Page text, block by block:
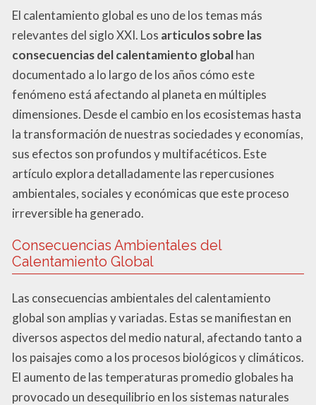
El calentamiento global es uno de los temas más
relevantes del siglo XXI. Los articulos sobre las
consecuencias del calentamiento globalhan
documentado a lo largo de los años cómo este
fenómeno está afectando al planeta en múltiples
dimensiones. Desde el cambio en los ecosistemas hasta
la transformación de nuestras sociedades y economías,
sus efectos son profundos y multifacéticos. Este
artículo explora detalladamente las repercusiones
ambientales, sociales y económicas que este proceso
irreversible ha generado.
Consecuencias Ambientales del
Calentamiento Global
Las consecuencias ambientales del calentamiento
global son amplias y variadas. Estas se manifiestan en
diversos aspectos del medio natural, afectando tanto a
los paisajes como a los procesos biológicos y climáticos.
El aumento de las temperaturas promedio globales ha
provocado un desequilibrio en los sistemas naturales